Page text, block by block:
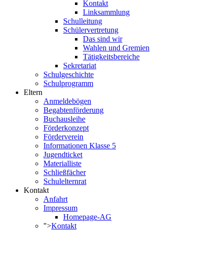
Kontakt
Linksammlung
Schulleitung
Schülervertretung
Das sind wir
Wahlen und Gremien
Tätigkeitsbereiche
Sekretariat
Schulgeschichte
Schulprogramm
Eltern
Anmeldebögen
Begabtenförderung
Buchausleihe
Förderkonzept
Förderverein
Informationen Klasse 5
Jugendticket
Materialliste
Schließfächer
Schulelternrat
Kontakt
Anfahrt
Impressum
Homepage-AG
">Kontakt